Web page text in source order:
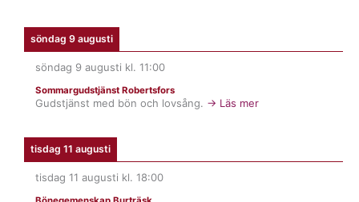
söndag 9 augusti
söndag 9 augusti kl. 11:00
Sommargudstjänst Robertsfors
Gudstjänst med bön och lovsång. → Läs mer
tisdag 11 augusti
tisdag 11 augusti kl. 18:00